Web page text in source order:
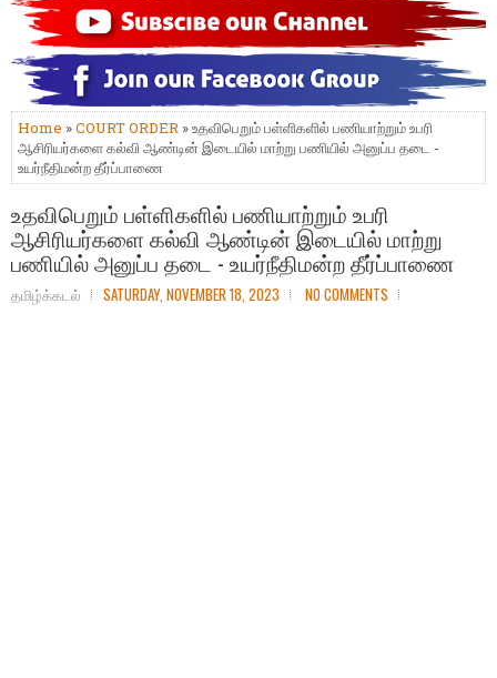
Home »COURT ORDER » உதவிபெறும் பள்ளிகளில் பணியாற்றும் உபரி
ஆசிரியர்களை கல்வி ஆண்டின் இடையில் மாற்று பணியில் அனுப்ப தடை -
உயர்நீதிமன்ற தீர்ப்பாணை
உதவிபெறும் பள்ளிகளில் பணியாற்றும் உபரி
ஆசிரியர்களை கல்வி ஆண்டின் இடையில் மாற்று
பணியில் அனுப்ப தடை - உயர்நீதிமன்ற தீர்ப்பாணை
தமிழ்க்கடல் SATURDAY, NOVEMBER 18, 2023 NO COMMENTS